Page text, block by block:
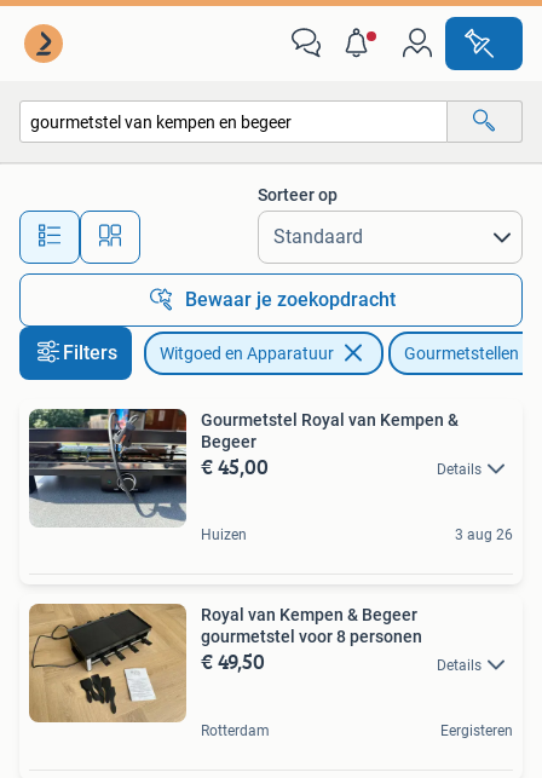
Alle afstanden…
Sorteer op
Bewaar je zoekopdracht
Filters Witgoed en Apparatuur Gourmetstellen
Gourmetstel Royal van Kempen &
Begeer
€ 45,00 Details
Huizen 3 aug 26
Royal van Kempen & Begeer
gourmetstel voor 8 personen
€ 49,50 Details
Rotterdam Eergisteren